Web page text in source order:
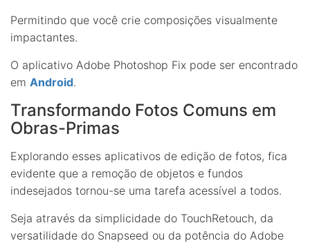
Permitindo que você crie composições visualmente
impactantes.
O aplicativo Adobe Photoshop Fix pode ser encontrado
em Android.
Transformando Fotos Comuns em
Obras-Primas
Explorando esses aplicativos de edição de fotos, fica
evidente que a remoção de objetos e fundos
indesejados tornou-se uma tarefa acessível a todos.
Seja através da simplicidade do TouchRetouch, da
versatilidade do Snapseed ou da potência do Adobe